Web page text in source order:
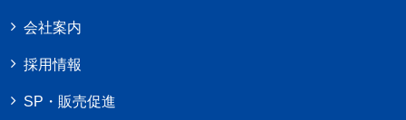
会社案内
採用情報
SP・販売促進